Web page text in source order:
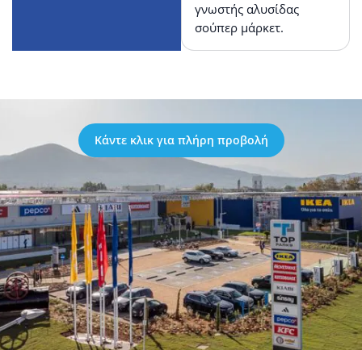
γνωστής αλυσίδας
σούπερ μάρκετ.
Κάντε κλικ για πλήρη προβολή